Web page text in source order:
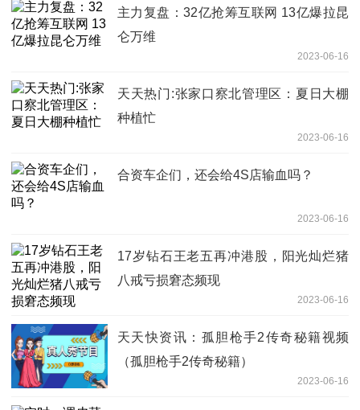
主力复盘：32亿抢筹互联网 13亿爆拉昆
仑万维
2023-06-16
天天热门:张家口察北管理区：夏日大棚
种植忙
2023-06-16
合资车企们，还会给4S店输血吗？
2023-06-16
17岁钻石王老五再冲港股，阳光灿烂猪
八戒亏损窘态频现
2023-06-16
天天快资讯：孤胆枪手2传奇秘籍视频
（孤胆枪手2传奇秘籍）
2023-06-16